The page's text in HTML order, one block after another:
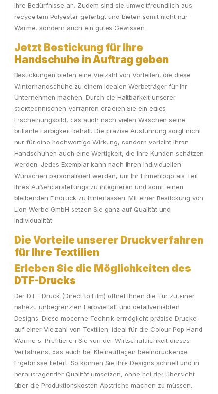
Ihre Bedürfnisse an. Zudem sind sie umweltfreundlich aus
recyceltem Polyester gefertigt und bieten somit nicht nur
Wärme, sondern auch ein gutes Gewissen.
Jetzt Bestickung für Ihre
Handschuhe in Auftrag geben
Bestickungen bieten eine Vielzahl von Vorteilen, die diese
Winterhandschuhe zu einem idealen Werbeträger für Ihr
Unternehmen machen. Durch die Haltbarkeit unserer
sticktechnischen Verfahren erzielen Sie ein edles
Erscheinungsbild, das auch nach vielen Wäschen seine
brillante Farbigkeit behält. Die präzise Ausführung sorgt nicht
nur für eine hochwertige Wirkung, sondern verleiht Ihren
Handschuhen auch eine Wertigkeit, die Ihre Kunden schätzen
werden. Jedes Exemplar kann nach Ihren individuellen
Wünschen personalisiert werden, um Ihr Firmenlogo als Teil
Ihres Außendarstellungs zu integrieren und somit einen
bleibenden Eindruck zu hinterlassen. Mit einer Bestickung von
Lion Werbe GmbH setzen Sie ganz auf Qualität und
Individualität.
Die Vorteile unserer Druckverfahren
für Ihre Textilien
Erleben Sie die Möglichkeiten des
DTF-Drucks
Der DTF-Druck (Direct to Film) öffnet Ihnen die Tür zu einer
nahezu unbegrenzten Farbvielfalt und detailverliebten
Designs. Diese moderne Technik ermöglicht präzise Drucke
auf einer Vielzahl von Textilien, ideal für die Colour Pop Hand
Warmers. Profitieren Sie von der Wirtschaftlichkeit dieses
Verfahrens, das auch bei Kleinauflagen beeindruckende
Ergebnisse liefert. So können Sie Ihre Designs schnell und in
herausragender Qualität umsetzen, ohne bei der Übersicht
über die Produktionskosten Abstriche machen zu müssen.